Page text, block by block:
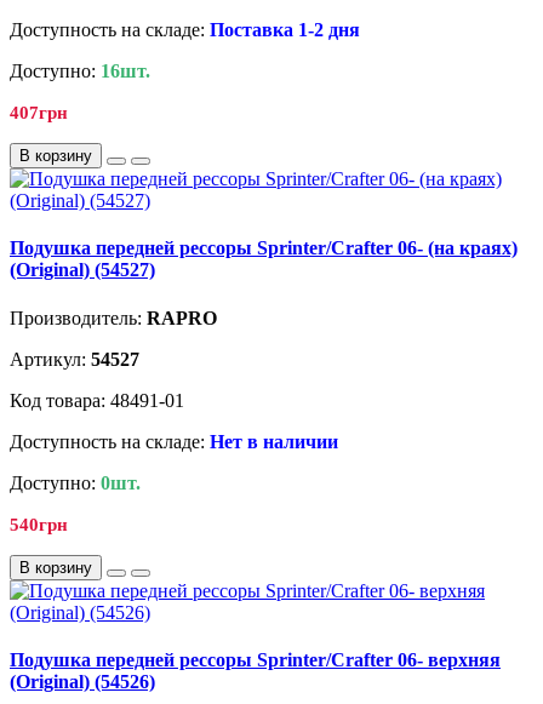
Доступность на складе: Поставка 1-2 дня
Доступно: 16шт.
407грн
В корзину
Подушка передней рессоры Sprinter/Crafter 06- (на краях)
(Original) (54527)
Производитель: RAPRO
Артикул: 54527
Код товара: 48491-01
Доступность на складе: Нет в наличии
Доступно: 0шт.
540грн
В корзину
Подушка передней рессоры Sprinter/Crafter 06- верхняя
(Original) (54526)